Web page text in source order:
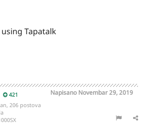
Tapatalk
421 Napisano Novembar 29, 2019
206 postova